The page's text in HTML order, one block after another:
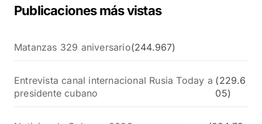
Publicaciones más vistas
Matanzas 329 aniversario(244.967)
Entrevista canal internacional Rusia Today a
presidente cubano
(229.6
05)